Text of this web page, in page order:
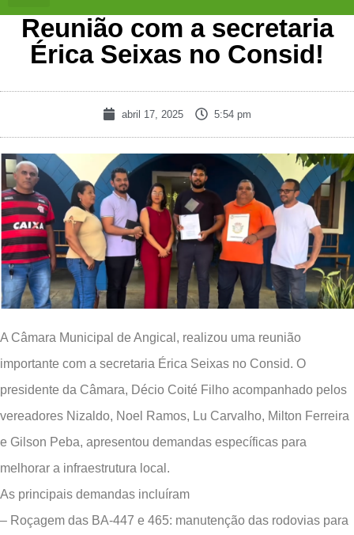
Reunião com a secretaria
Érica Seixas no Consid!
abril 17, 2025 5:54 pm
A Câmara Municipal de Angical, realizou uma reunião
importante com a secretaria Érica Seixas no Consid. O
presidente da Câmara, Décio Coité Filho acompanhado pelos
vereadores Nizaldo, Noel Ramos, Lu Carvalho, Milton Ferreira
e Gilson Peba, apresentou demandas específicas para
melhorar a infraestrutura local.
As principais demandas incluíram
– Roçagem das BA-447 e 465: manutenção das rodovias para